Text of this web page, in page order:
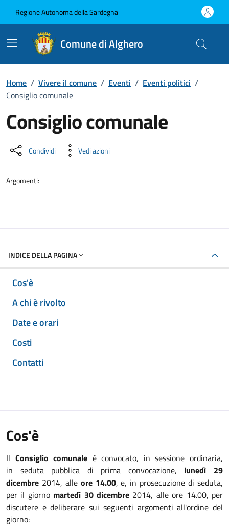
Regione Autonoma della Sardegna
Comune di Alghero
Home / Vivere il comune / Eventi / Eventi politici /
Consiglio comunale
Consiglio comunale
Dettaglio dell'evento
Condividi Vedi azioni
Argomenti:
INDICE DELLA PAGINA
Cos'è
A chi è rivolto
Date e orari
Costi
Contatti
Cos'è
Il Consiglio comunale è convocato, in sessione ordinaria,
in seduta pubblica di prima convocazione, lunedì 29
dicembre 2014, alle ore 14.00, e, in prosecuzione di seduta,
per il giorno martedì 30 dicembre 2014, alle ore 14.00, per
discutere e deliberare sui seguenti argomenti all'ordine del
giorno: